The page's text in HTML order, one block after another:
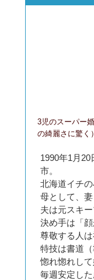
3児のスーパー
の綺麗さに驚く）
1990年1月
市。
北海道イチ
母として、
夫は元スキ
決め手は「顔
尊敬する人は
特技は書道
惚れ惚れして
毎週安定し